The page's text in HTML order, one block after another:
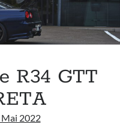
R34 GTT
Mai 2022